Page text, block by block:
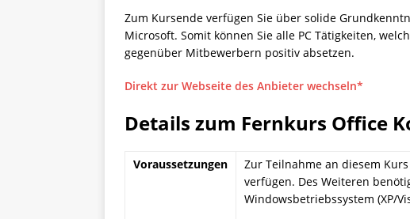
Zum Kursende verfügen Sie über solide
Microsoft. Somit können Sie alle PC Tätigkeiten,
gegenüber Mitbewerbern positiv absetzen.
Direkt zur Webseite des Anbieter wechseln*
Details zum Fernkurs Office
Voraussetzungen
Zur Teilnahme an diesem
verfügen. Des Weiteren
Windowsbetriebssystem (XP/